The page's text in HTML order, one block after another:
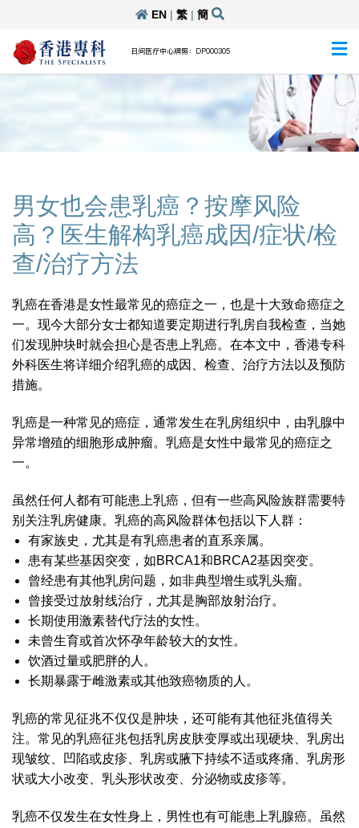
EN| 繁| 簡
日间医疗中心牌照：DP000305
男女也会患乳癌？按摩风险
高？医生解构乳癌成因/症状/检
查/治疗方法
乳癌在香港是女性最常见的癌症之一，也是十大致命癌症之
一。现今大部分女士都知道要定期进行乳房自我检查，当她
们发现肿块时就会担心是否患上乳癌。在本文中，香港专科
外科医生将详细介绍乳癌的成因、检查、治疗方法以及预防
措施。
乳癌是一种常见的癌症，通常发生在乳房组织中，由乳腺中
异常增殖的细胞形成肿瘤。乳癌是女性中最常见的癌症之
一。
虽然任何人都有可能患上乳癌，但有一些高风险族群需要特
别关注乳房健康。乳癌的高风险群体包括以下人群：
有家族史，尤其是有乳癌患者的直系亲属。
患有某些基因突变，如BRCA1和BRCA2基因突变。
曾经患有其他乳房问题，如非典型增生或乳头瘤。
曾接受过放射线治疗，尤其是胸部放射治疗。
长期使用激素替代疗法的女性。
未曾生育或首次怀孕年龄较大的女性。
饮酒过量或肥胖的人。
长期暴露于雌激素或其他致癌物质的人。
乳癌的常见征兆不仅仅是肿块，还可能有其他征兆值得关
注。常见的乳癌征兆包括乳房皮肤变厚或出现硬块、乳房出
现皱纹、凹陷或皮疹、乳房或腋下持续不适或疼痛、乳房形
状或大小改变、乳头形状改变、分泌物或皮疹等。
乳癌不仅发生在女性身上，男性也有可能患上乳腺癌。虽然